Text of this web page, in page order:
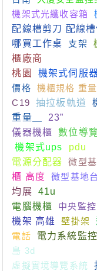
機架式光纖收容箱
配線槽剪刀 配線
哪買工作桌
支架
櫃廠商
桃園
機架式伺服
價格
機櫃規格 重量
C19
抽拉板軌道
重量＿
23”
儀器機櫃
數位導
機架式ups
pdu
電源分配器
微型
櫃 高度
微型基地
均展
41u
電腦機櫃
中央監控
機架 高雄
壁掛架
電話
電力系統監控
島 3d
虛擬實境導覽系統